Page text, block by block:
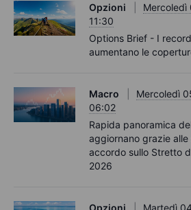
Opzioni
Mercoledì
11:30
Options Brief - I
aumentano le
Macro
Mercoledì
06:02
Rapida panoramica
aggiornano grazie
accordo sullo Stretto
2026